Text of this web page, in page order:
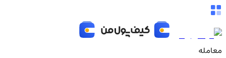
معامله